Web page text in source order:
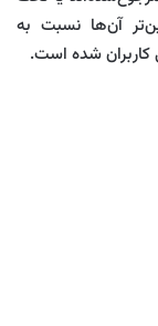
آن‌ها نسبت به
شده است.